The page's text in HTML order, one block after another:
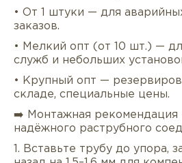
• От 1 штуки — для
заказов.
• Мелкий опт (от 10 шт.) —
служб и небольших
• Крупный опт —
складе, специальные цены.
➡️ Монтажная рекомендация
надёжного раструбного
1. Вставьте трубу до упора,